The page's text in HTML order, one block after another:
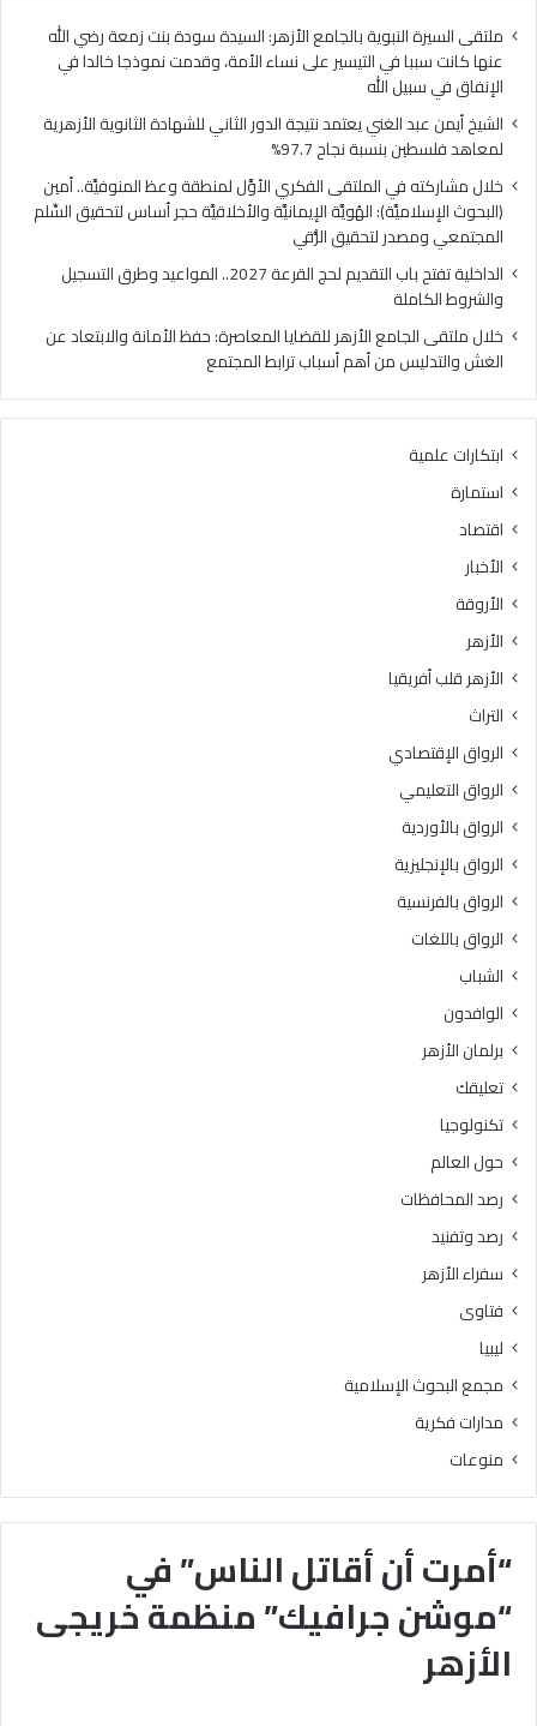
“أمرت أن أقاتل الناس” في
“موشن جرافيك” منظمة خريجى
الأزهر
بنسبة
نجاح
97.7%
ملتقى السيرة النبوية بالجامع الأزهر: السيدة سودة بنت زمعة رضي الله
عنها كانت سببا في التيسير على نساء الأمة، وقدمت نموذجا خالدا في
الإنفاق في سبيل الله
الشيخ أيمن عبد الغني يعتمد نتيجة الدور الثاني للشهادة الثانوية الأزهرية
لمعاهد فلسطين بنسبة نجاح 97.7%
خلال مشاركته في الملتقى الفكري الأوَّل لمنطقة وعظ المنوفيَّة.. أمين
(البحوث الإسلاميَّة): الهُويَّة الإيمانيَّة والأخلاقيَّة حجر أساس لتحقيق السِّلم
المجتمعي ومصدر لتحقيق الرُّقي
الداخلية تفتح باب التقديم لحج القرعة 2027.. المواعيد وطرق التسجيل
والشروط الكاملة
خلال ملتقى الجامع الأزهر للقضايا المعاصرة: حفظ الأمانة والابتعاد عن
الغش والتدليس من أهم أسباب ترابط المجتمع
ابتكارات علمية
استمارة
اقتصاد
الأخبار
الأروقة
الأزهر
الأزهر قلب أفريقيا
التراث
الرواق الإقتصادي
الرواق التعليمي
الرواق بالأوردية
الرواق بالإنجليزية
الرواق بالفرنسية
الرواق باللغات
الشباب
الوافدون
برلمان الأزهر
تعليقك
تكنولوجيا
حول العالم
رصد المحافظات
رصد وتفنيد
سفراء الأزهر
فتاوى
ليبيا
مجمع البحوث الإسلامية
مدارات فكرية
منوعات